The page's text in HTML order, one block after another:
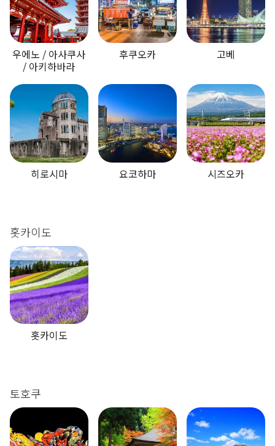
우에노 / 아사쿠사
/ 아키하바라
후쿠오카 고베
히로시마 요코하마 시즈오카
홋카이도
홋카이도
토호쿠